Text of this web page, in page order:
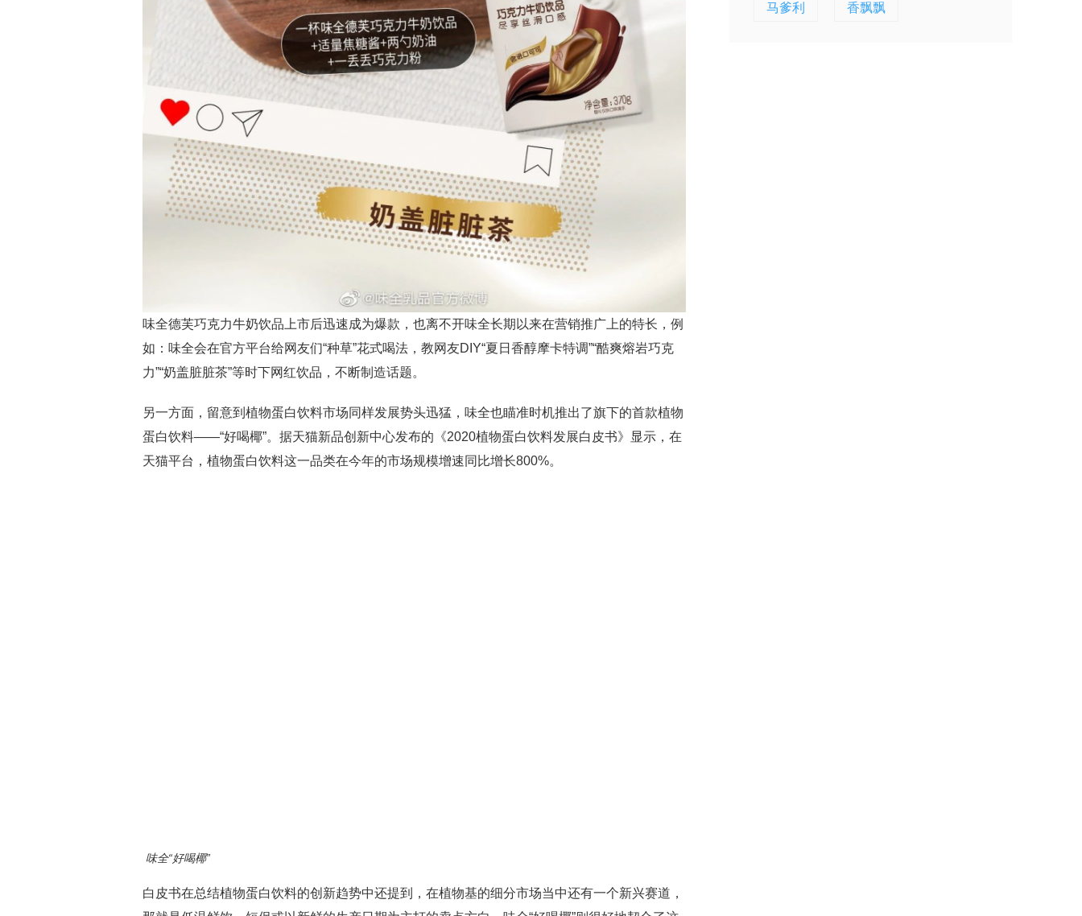
味全德芙巧克力牛奶饮品上市后迅速成为爆款，也离不开味全长期以来在营销推广上的特长，例
如：味全会在官方平台给网友们“种草”花式喝法，教网友DIY“夏日香醇摩卡特调”“酷爽熔岩巧克
力”“奶盖脏脏茶”等时下网红饮品，不断制造话题。
另一方面，留意到植物蛋白饮料市场同样发展势头迅猛，味全也瞄准时机推出了旗下的首款植物
蛋白饮料——“好喝椰”。据天猫新品创新中心发布的《2020植物蛋白饮料发展白皮书》显示，在
天猫平台，植物蛋白饮料这一品类在今年的市场规模增速同比增长800%。
味全“好喝椰”
白皮书在总结植物蛋白饮料的创新趋势中还提到，在植物基的细分市场当中还有一个新兴赛道，
马爹利 香飘飘